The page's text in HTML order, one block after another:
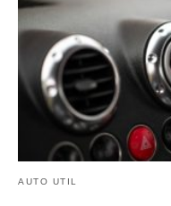
AUTO UTIL